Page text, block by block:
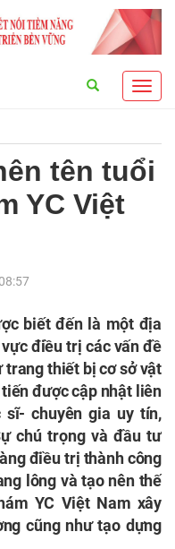
tên tuổi
YC Việt
biết đến là một địa
điều trị các vấn đề
thiết bị cơ sở vật
được cập nhật liên
chuyên gia uy tín,
chú trọng và đầu tư
điều trị thành công
lông và tạo nên thế
YC Việt Nam xây
cũng như tạo dựng